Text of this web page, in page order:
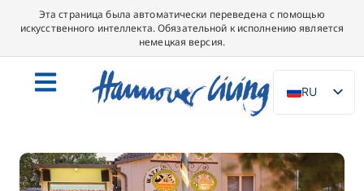
Эта страница была автоматически переведена с помощью
искусственного интеллекта. Обязательной к исполнению является
немецкая версия.
RU
DE